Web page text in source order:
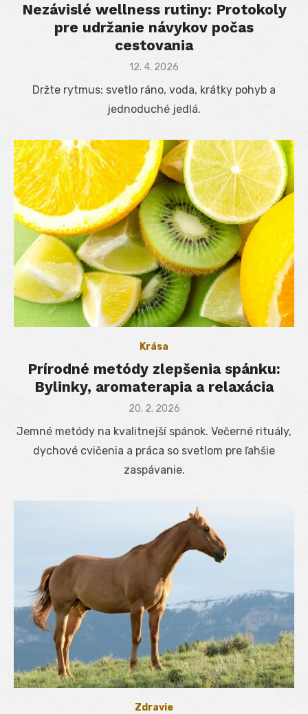
Nezávislé wellness rutiny: Protokoly
pre udržanie návykov počas
cestovania
Posted
12. 4. 2026
Držte rytmus: svetlo ráno, voda, krátky pohyb a
jednoduché jedlá.
Krása
Prírodné metódy zlepšenia spánku:
Bylinky, aromaterapia a relaxácia
Posted
20. 2. 2026
Jemné metódy na kvalitnejší spánok. Večerné rituály,
dychové cvičenia a práca so svetlom pre ľahšie
zaspávanie.
Zdravie